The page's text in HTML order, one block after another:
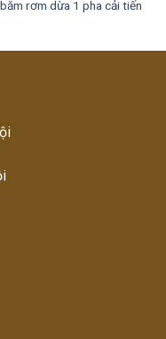
rơm dừa 1 pha cải tiến